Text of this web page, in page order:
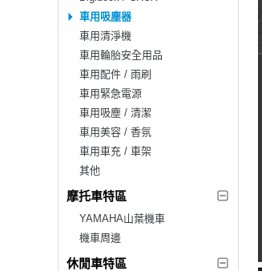
車用吸塵器
車用清淨機
車用輪胎安全用品
車用配件 / 雨刷
車用緊急電源
車用吸塵 / 清潔
車用美容 / 香氛
車用車充 / 車架
其他
摩托車特區
YAMAHA山葉機車
機車周邊
休閒車特區